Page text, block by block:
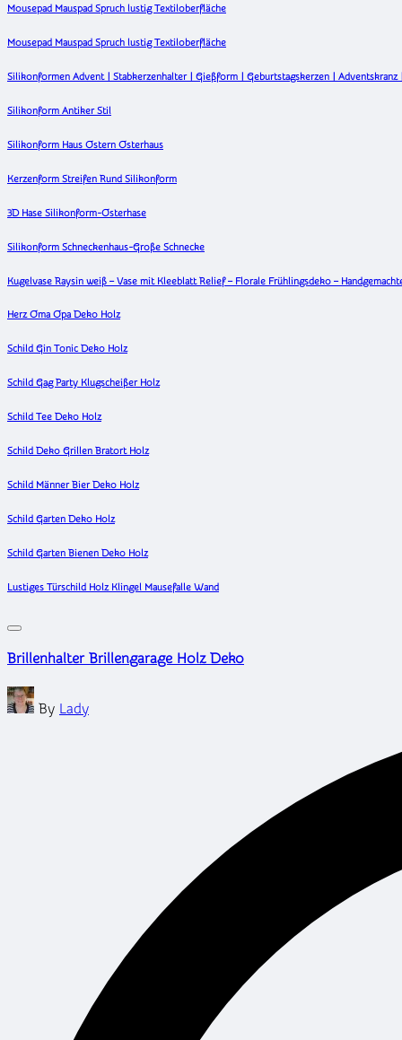
Mousepad Mauspad Spruch lustig Textiloberfläche
Mousepad Mauspad Spruch lustig Textiloberfläche
Silikonformen Advent | Stabkerzenhalter | Gießform | Geburtstagskerzen | Adventskranz
Silikonform Antiker Stil
Silikonform Haus Ostern Osterhaus
Kerzenform Streifen Rund Silikonform
3D Hase Silikonform-Osterhase
Silikonform Schneckenhaus-Große Schnecke
Kugelvase Raysin weiß – Vase mit Kleeblatt Relief – Florale Frühlingsdeko –
Herz Oma Opa Deko Holz
Schild Gin Tonic Deko Holz
Schild Gag Party Klugscheißer Holz
Schild Tee Deko Holz
Schild Deko Grillen Bratort Holz
Schild Männer Bier Deko Holz
Schild Garten Deko Holz
Schild Garten Bienen Deko Holz
Lustiges Türschild Holz Klingel Mausefalle Wand
Brillenhalter Brillengarage Holz Deko
Posted
by
By Lady